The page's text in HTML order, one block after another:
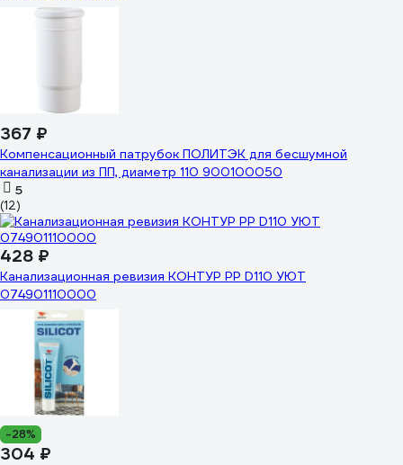
367 ₽
Компенсационный патрубок ПОЛИТЭК для бесшумной
канализации из ПП, диаметр 110 900100050
5
(12)
428 ₽
Канализационная ревизия КОНТУР РР D110 УЮТ
074901110000
-28%
304 ₽